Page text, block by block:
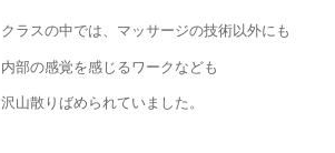
クラスの中では、マッサージの技術以外にも
内部の感覚を感じるワークなども
沢山散りばめられていました。